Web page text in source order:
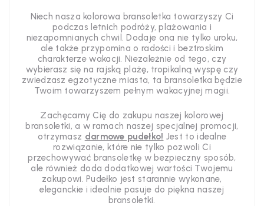
Niech nasza kolorowa bransoletka towarzyszy Ci
podczas letnich podróży, plażowania i
niezapomnianych chwil. Dodaje ona nie tylko uroku,
ale także przypomina o radości i beztroskim
charakterze wakacji. Niezależnie od tego, czy
wybierasz się na rajską plażę, tropikalną wyspę czy
zwiedzasz egzotyczne miasta, ta bransoletka będzie
Twoim towarzyszem pełnym wakacyjnej magii.
Zachęcamy Cię do zakupu naszej kolorowej
bransoletki, a w ramach naszej specjalnej promocji,
otrzymasz darmowe pudełko! Jest to idealne
rozwiązanie, które nie tylko pozwoli Ci
przechowywać bransoletkę w bezpieczny sposób,
ale również doda dodatkowej wartości Twojemu
zakupowi. Pudełko jest starannie wykonane,
eleganckie i idealnie pasuje do piękna naszej
bransoletki.